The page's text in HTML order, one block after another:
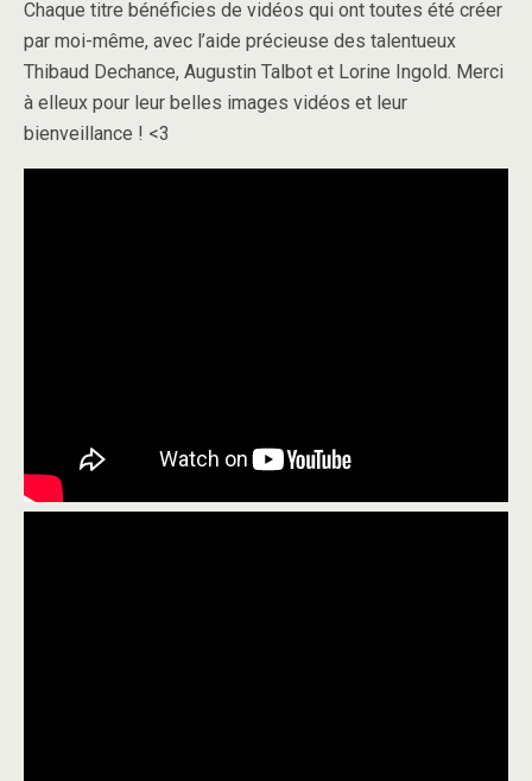
Chaque titre bénéficies de vidéos qui ont toutes été créer
par moi-même, avec l’aide précieuse des talentueux
Thibaud Dechance, Augustin Talbot et Lorine Ingold. Merci
à elleux pour leur belles images vidéos et leur
bienveillance ! <3